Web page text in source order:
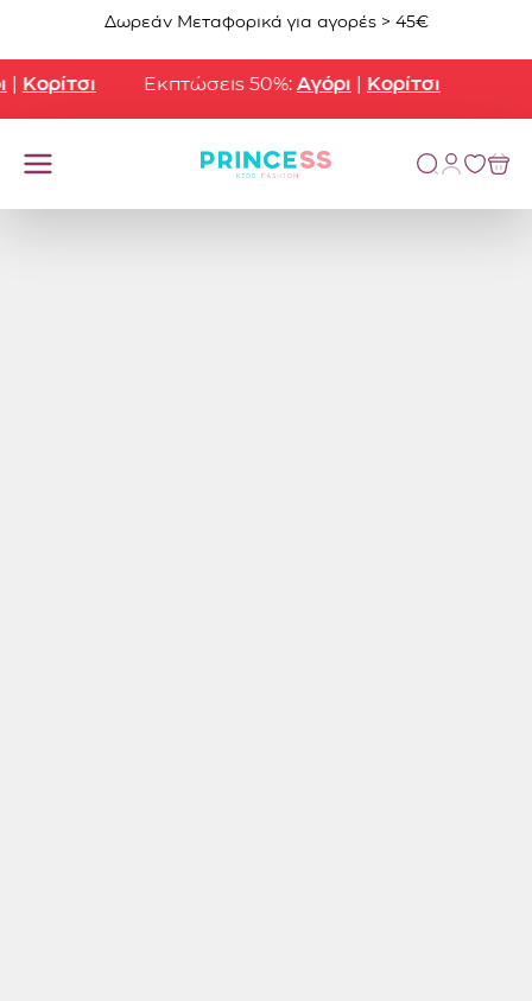
Μετάβαση στο περιεχόμενο
Δωρεάν Μεταφορικά για αγορές > 45€
Εκπτώσεις 50%:Αγόρι|Κορίτσι